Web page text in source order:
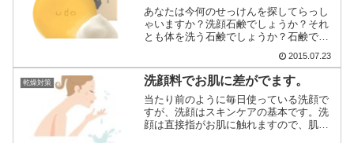
あなたは今何のせっけんを探してらっし
ゃいますか？洗顔石鹸でしょうか？それ
とも体を洗う石鹸でしょうか？石鹸で髪
を洗おうとお考えですか？石鹸探しの目
的は人それぞれに違うと思いますが、大
切な事は、肌や髪の毛に優し石けんを選
びましょう。無添加の石鹸...
2015.07.23
乾燥対策 洗顔料でお肌に差がでます。
当たり前のように毎日使っている洗顔で
すが、洗顔はスキンケアの基本です。洗
顔は直接指がお肌に触れますので、肌へ